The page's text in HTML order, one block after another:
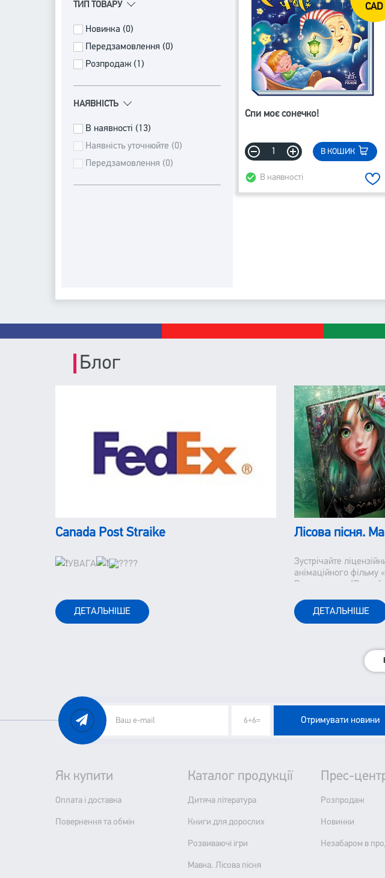
CAD
Спи моє сонечко!
В КОШИК
В наявності
ТИП ТОВАРУ
Новинка (0)
Передзамовлення (0)
Розпродаж (1)
НАЯВНІСТЬ
В наявності (13)
Наявність уточнюйте (0)
Передзамовлення (0)
Блог
Canada Post Straike
УВАГА
ДЕТАЛЬНІШЕ
Лісова пісня.
Зустрічайте
анімаційного фільму
Видавництва "Ранок".
відмотувати назад.
До цього відноситься
ДЕТАЛЬНІШЕ
Отримувати новини
Як купити
Оплата і доставка
Повернення та обмін
Каталог продукції
Дитяча література
Книги для дорослих
Розвиваючі ігри
Мавка. Лісова пісня
Прес-
Розпродаж
Новинки
Незабаром в